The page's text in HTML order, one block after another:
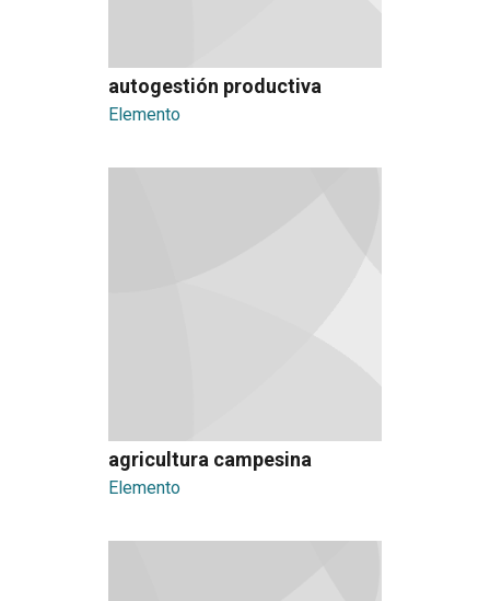
autogestión productiva
Elemento
agricultura campesina
Elemento